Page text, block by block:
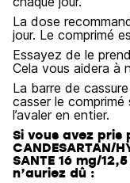
La dose
jour. Le comprimé
Essayez de le
Cela vous aidera à
La barre de
casser le
l’avaler en entier.
Si vous avez pris
CANDESARTAN/
SANTE 16 mg/
n’auriez dû :